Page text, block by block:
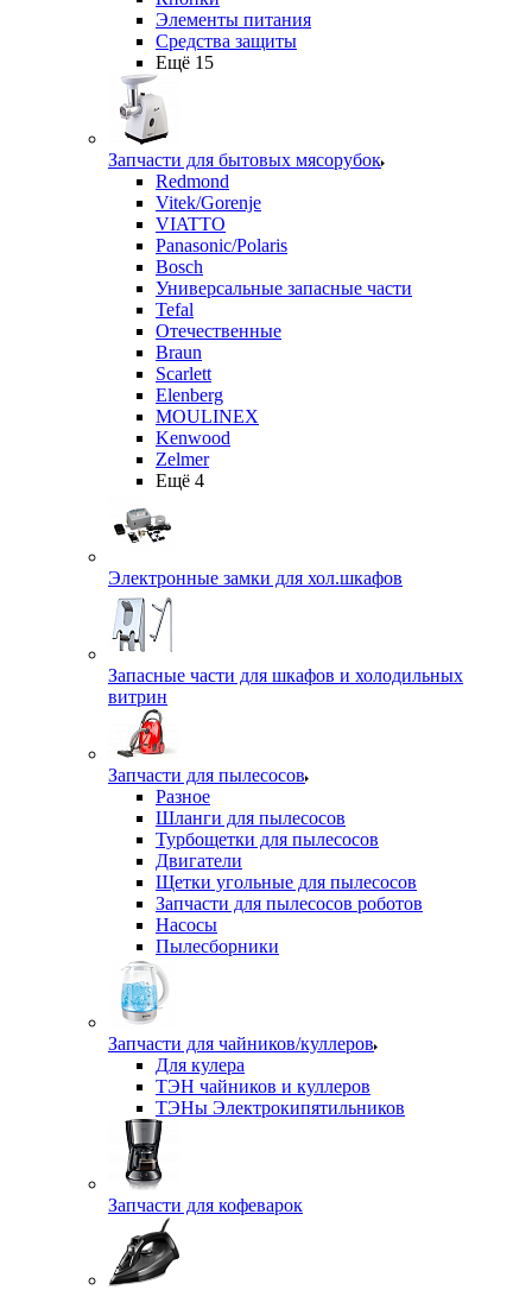
Элементы питания
Средства защиты
Ещё 15
Запчасти для бытовых мясорубок
Redmond
Vitek/Gorenje
VIATTO
Panasonic/Polaris
Bosch
Универсальные запасные части
Tefal
Отечественные
Braun
Scarlett
Elenberg
MOULINEX
Kenwood
Zelmer
Ещё 4
Электронные замки для хол.шкафов
Запасные части для шкафов и холодильных
витрин
Запчасти для пылесосов
Разное
Шланги для пылесосов
Турбощетки для пылесосов
Двигатели
Щетки угольные для пылесосов
Запчасти для пылесосов роботов
Насосы
Пылесборники
Запчасти для чайников/куллеров
Для кулера
ТЭН чайников и куллеров
ТЭНы Электрокипятильников
Запчасти для кофеварок